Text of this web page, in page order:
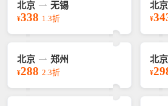
北京 无锡
¥338 1.3折
北京
¥
北京 郑州
¥288 2.3折
北京
¥